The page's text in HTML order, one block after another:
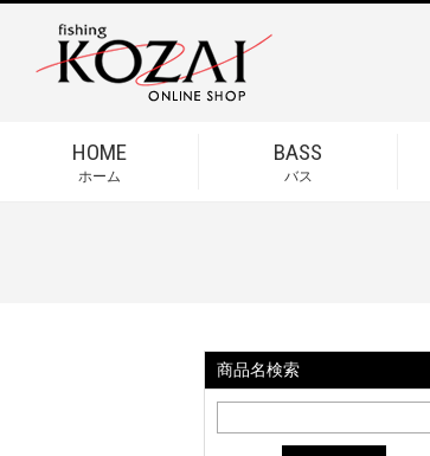
HOME
ホーム
BASS
バス
商品名検索